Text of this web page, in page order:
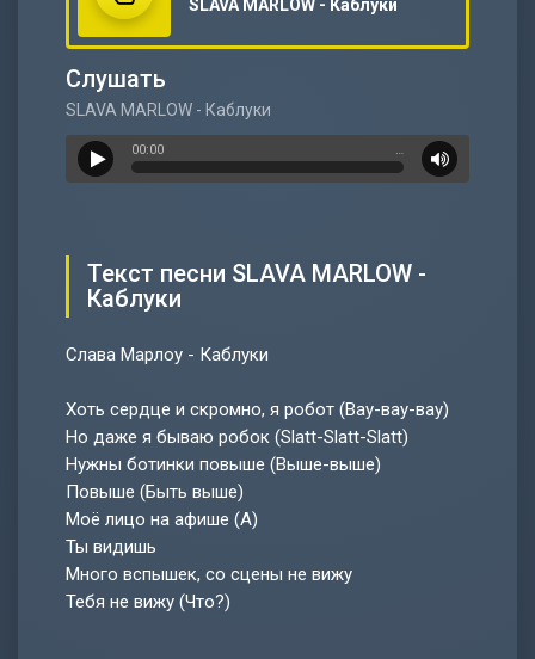
SLAVA MARLOW - Каблуки
Слушать
SLAVA MARLOW - Каблуки
00:00 …
Текст песни SLAVA MARLOW -
Каблуки
Слава Марлоу - Каблуки
Хоть сердце и скромно, я робот (Вау-вау-вау)
Но даже я бываю робок (Slatt-Slatt-Slatt)
Нужны ботинки повыше (Выше-выше)
Повыше (Быть выше)
Моё лицо на афише (А)
Ты видишь
Много вспышек, со сцены не вижу
Тебя не вижу (Что?)